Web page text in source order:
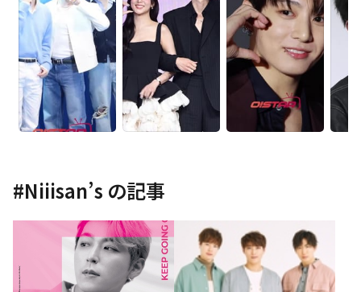
#Niiisan’s の記事